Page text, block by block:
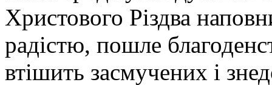
Христового Різдва
радістю, пошле
втішить засмучених і